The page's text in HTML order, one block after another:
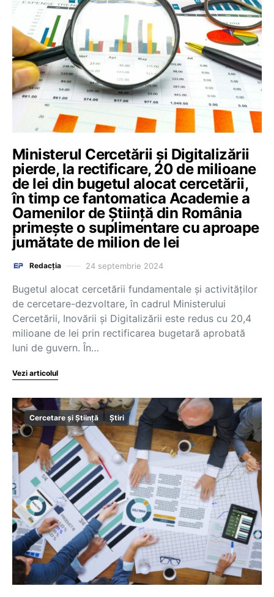
Ministerul Cercetării și Digitalizării
pierde, la rectificare, 20 de milioane
de lei din bugetul alocat cercetării,
în timp ce fantomatica Academie a
Oamenilor de Știință din România
primește o suplimentare cu aproape
jumătate de milion de lei
Redacția 24 septembrie 2024
Bugetul alocat cercetării fundamentale și activităților
de cercetare-dezvoltare, în cadrul Ministerului
Cercetării, Inovării și Digitalizării este redus cu 20,4
milioane de lei prin rectificarea bugetară aprobată
luni de guvern. În…
Vezi articolul
Cercetare și Știință Știri